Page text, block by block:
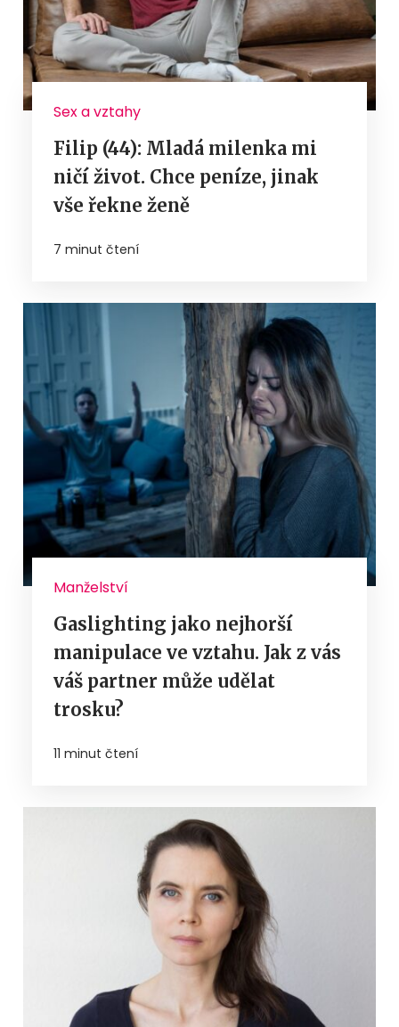
Sex a vztahy
Filip (44): Mladá milenka mi
ničí život. Chce peníze, jinak
vše řekne ženě
7 minut čtení
Manželství
Gaslighting jako nejhorší
manipulace ve vztahu. Jak z vás
váš partner může udělat
trosku?
11 minut čtení